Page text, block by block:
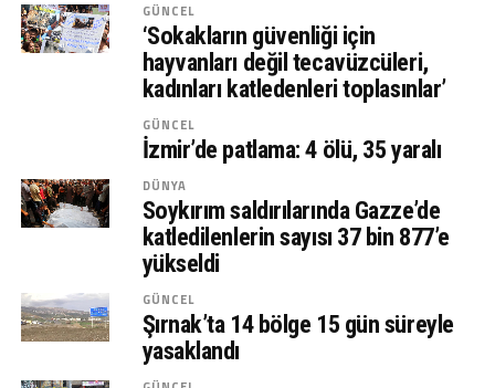
GÜNCEL
‘Sokakların güvenliği için
hayvanları değil tecavüzcüleri,
kadınları katledenleri toplasınlar’
GÜNCEL
İzmir’de patlama: 4 ölü, 35 yaralı
DÜNYA
Soykırım saldırılarında Gazze’de
katledilenlerin sayısı 37 bin 877’e
yükseldi
GÜNCEL
Şırnak’ta 14 bölge 15 gün süreyle
yasaklandı